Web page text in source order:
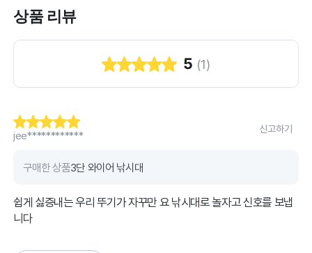
상품 리뷰
5 (1)
jee************
신고하기
구매한 상품3단 와이어 낚시대
쉽게 싫증내는 우리 뚜기가 자꾸만 요 낚시대로 놀자고 신호를 보냅
니다